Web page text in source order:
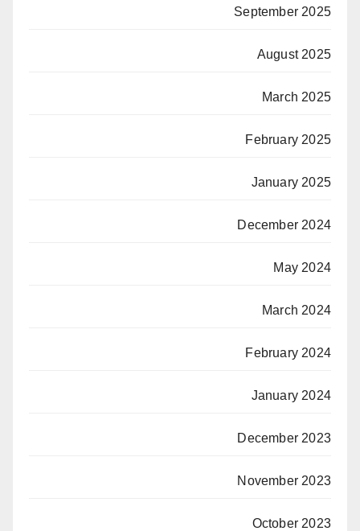
September 2025
August 2025
March 2025
February 2025
January 2025
December 2024
May 2024
March 2024
February 2024
January 2024
December 2023
November 2023
October 2023